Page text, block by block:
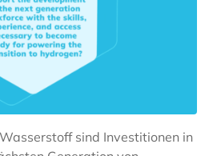
sind Investitionen in